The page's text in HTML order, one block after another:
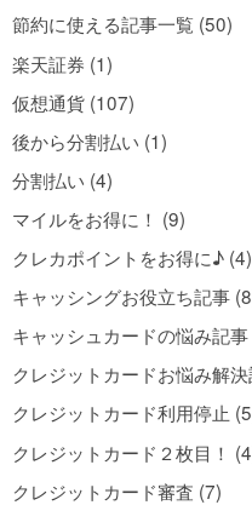
節約に使える記事一覧 (50)
楽天証券 (1)
仮想通貨 (107)
後から分割払い (1)
分割払い (4)
マイルをお得に！ (9)
クレカポイントをお得に♪ (4)
キャッシングお役立ち記事
キャッシュカードの悩み記
クレジットカードお悩み解
クレジットカード利用停止
クレジットカード２枚目！
クレジットカード審査 (7)